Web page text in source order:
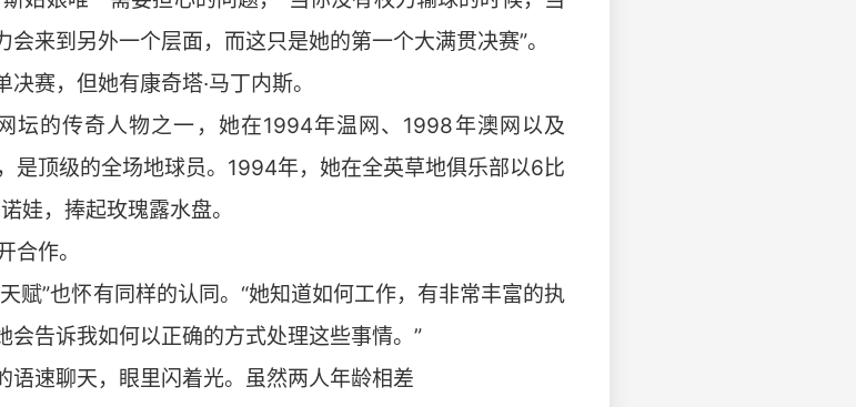
来到另外一个层面，而这只是她的第一个大满贯决赛”。
赛，但她有康奇塔·马丁内斯。
坛的传奇人物之一，她在1994年温网、1998年澳网以及
是顶级的全场地球员。1994年，她在全英草地俱乐部以6比
娃，捧起玫瑰露水盘。
作。
赋”也怀有同样的认同。“她知道如何工作，有非常丰富的执
告诉我如何以正确的方式处理这些事情。”
语速聊天，眼里闪着光。虽然两人年龄相差